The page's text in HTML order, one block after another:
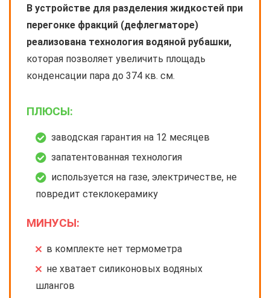
В устройстве для разделения жидкостей при
перегонке фракций (дефлегматоре)
реализована технология водяной рубашки,
которая позволяет увеличить площадь
конденсации пара до 374 кв. см.
ПЛЮСЫ:
заводская гарантия на 12 месяцев
запатентованная технология
используется на газе, электричестве, не
повредит стеклокерамику
МИНУСЫ:
в комплекте нет термометра
не хватает силиконовых водяных
шлангов